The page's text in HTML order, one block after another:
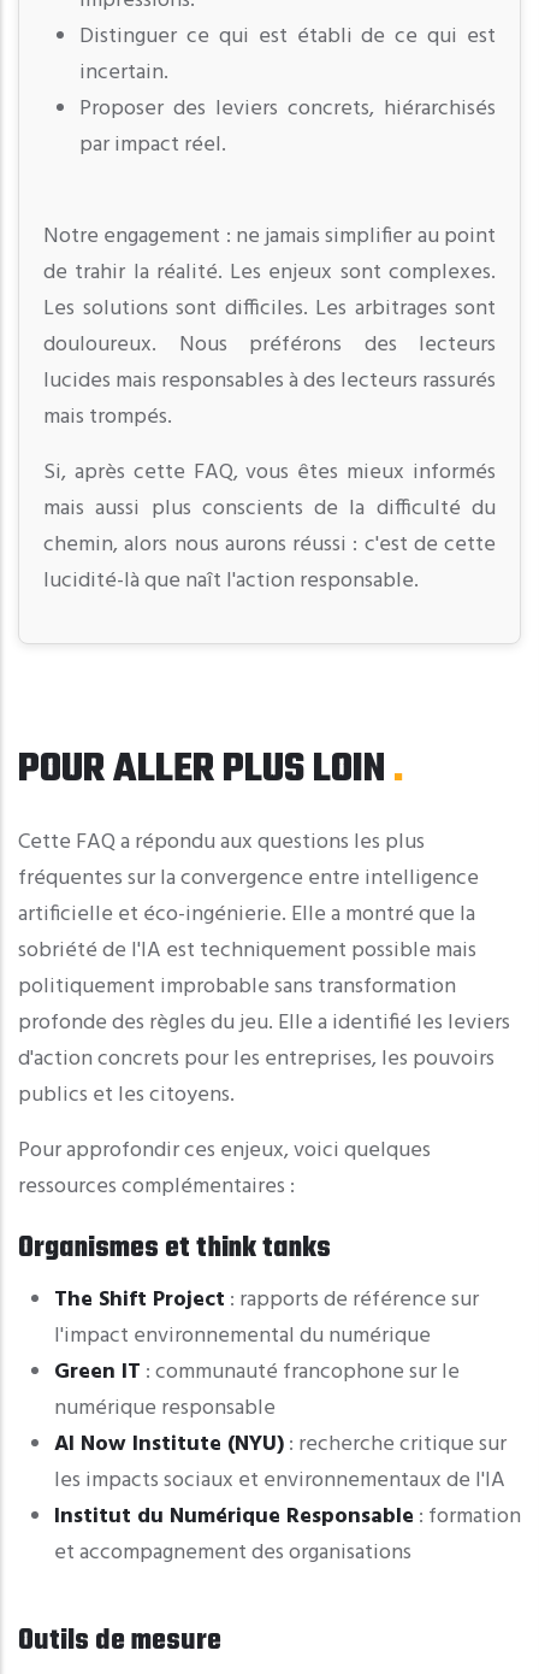
Distinguer ce qui est établi de ce qui est
incertain.
Proposer des leviers concrets, hiérarchisés
par impact réel.
Notre engagement : ne jamais simplifier au point
de trahir la réalité. Les enjeux sont complexes.
Les solutions sont difficiles. Les arbitrages sont
douloureux. Nous préférons des lecteurs
lucides mais responsables à des lecteurs rassurés
mais trompés.
Si, après cette FAQ, vous êtes mieux informés
mais aussi plus conscients de la difficulté du
chemin, alors nous aurons réussi : c'est de cette
lucidité-là que naît l'action responsable.
POUR ALLER PLUS LOIN
Cette FAQ a répondu aux questions les plus
fréquentes sur la convergence entre intelligence
artificielle et éco-ingénierie. Elle a montré que la
sobriété de l'IA est techniquement possible mais
politiquement improbable sans transformation
profonde des règles du jeu. Elle a identifié les leviers
d'action concrets pour les entreprises, les pouvoirs
publics et les citoyens.
Pour approfondir ces enjeux, voici quelques
ressources complémentaires :
Organismes et think tanks
The Shift Project : rapports de référence sur
l'impact environnemental du numérique
Green IT : communauté francophone sur le
numérique responsable
AI Now Institute (NYU): recherche critique sur
les impacts sociaux et environnementaux de l'IA
Institut du Numérique Responsable : formation
et accompagnement des organisations
Outils de mesure